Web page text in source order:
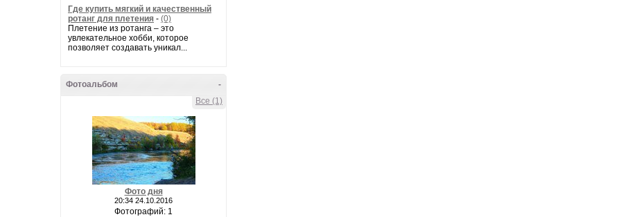
Где купить мягкий и качественный
ротанг для плетения - (0)
Плетение из ротанга – это
увлекательное хобби, которое
позволяет создавать уникал...
-
Фотоальбом
Все (1)
Фото дня
20:34 24.10.2016
Фотографий: 1